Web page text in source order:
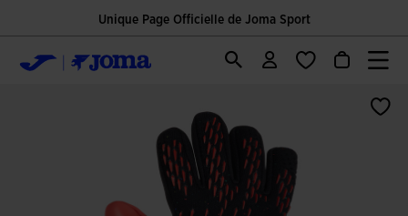
Unique Page Officielle de Joma Sport